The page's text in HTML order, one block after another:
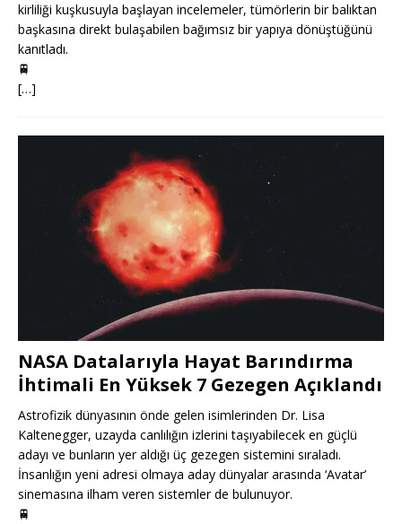
kirliliği kuşkusuyla başlayan incelemeler, tümörlerin bir balıktan
başkasına direkt bulaşabilen bağımsız bir yapıya dönüştüğünü
kanıtladı.
🚆
[…]
NASA Datalarıyla Hayat Barındırma
İhtimali En Yüksek 7 Gezegen Açıklandı
Astrofizik dünyasının önde gelen isimlerinden Dr. Lisa
Kaltenegger, uzayda canlılığın izlerini taşıyabilecek en güçlü
adayı ve bunların yer aldığı üç gezegen sistemini sıraladı.
İnsanlığın yeni adresi olmaya aday dünyalar arasında ‘Avatar’
sinemasına ilham veren sistemler de bulunuyor.
🚆